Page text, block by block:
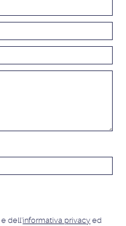
e dell'informativa privacy ed